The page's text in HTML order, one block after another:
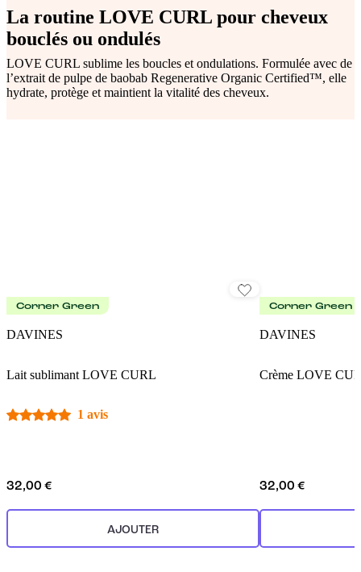
La routine LOVE CURL pour cheveux
bouclés ou ondulés
LOVE CURL sublime les boucles et ondulations. Formulée avec de
l’extrait de pulpe de baobab Regenerative Organic Certified™, elle
hydrate, protège et maintient la vitalité des cheveux.
Corner Green
DAVINES
Lait sublimant LOVE CURL
1 avis
32,00 €
AJOUTER
Corner Green
DAVINES
Crème LOVE
32,00 €